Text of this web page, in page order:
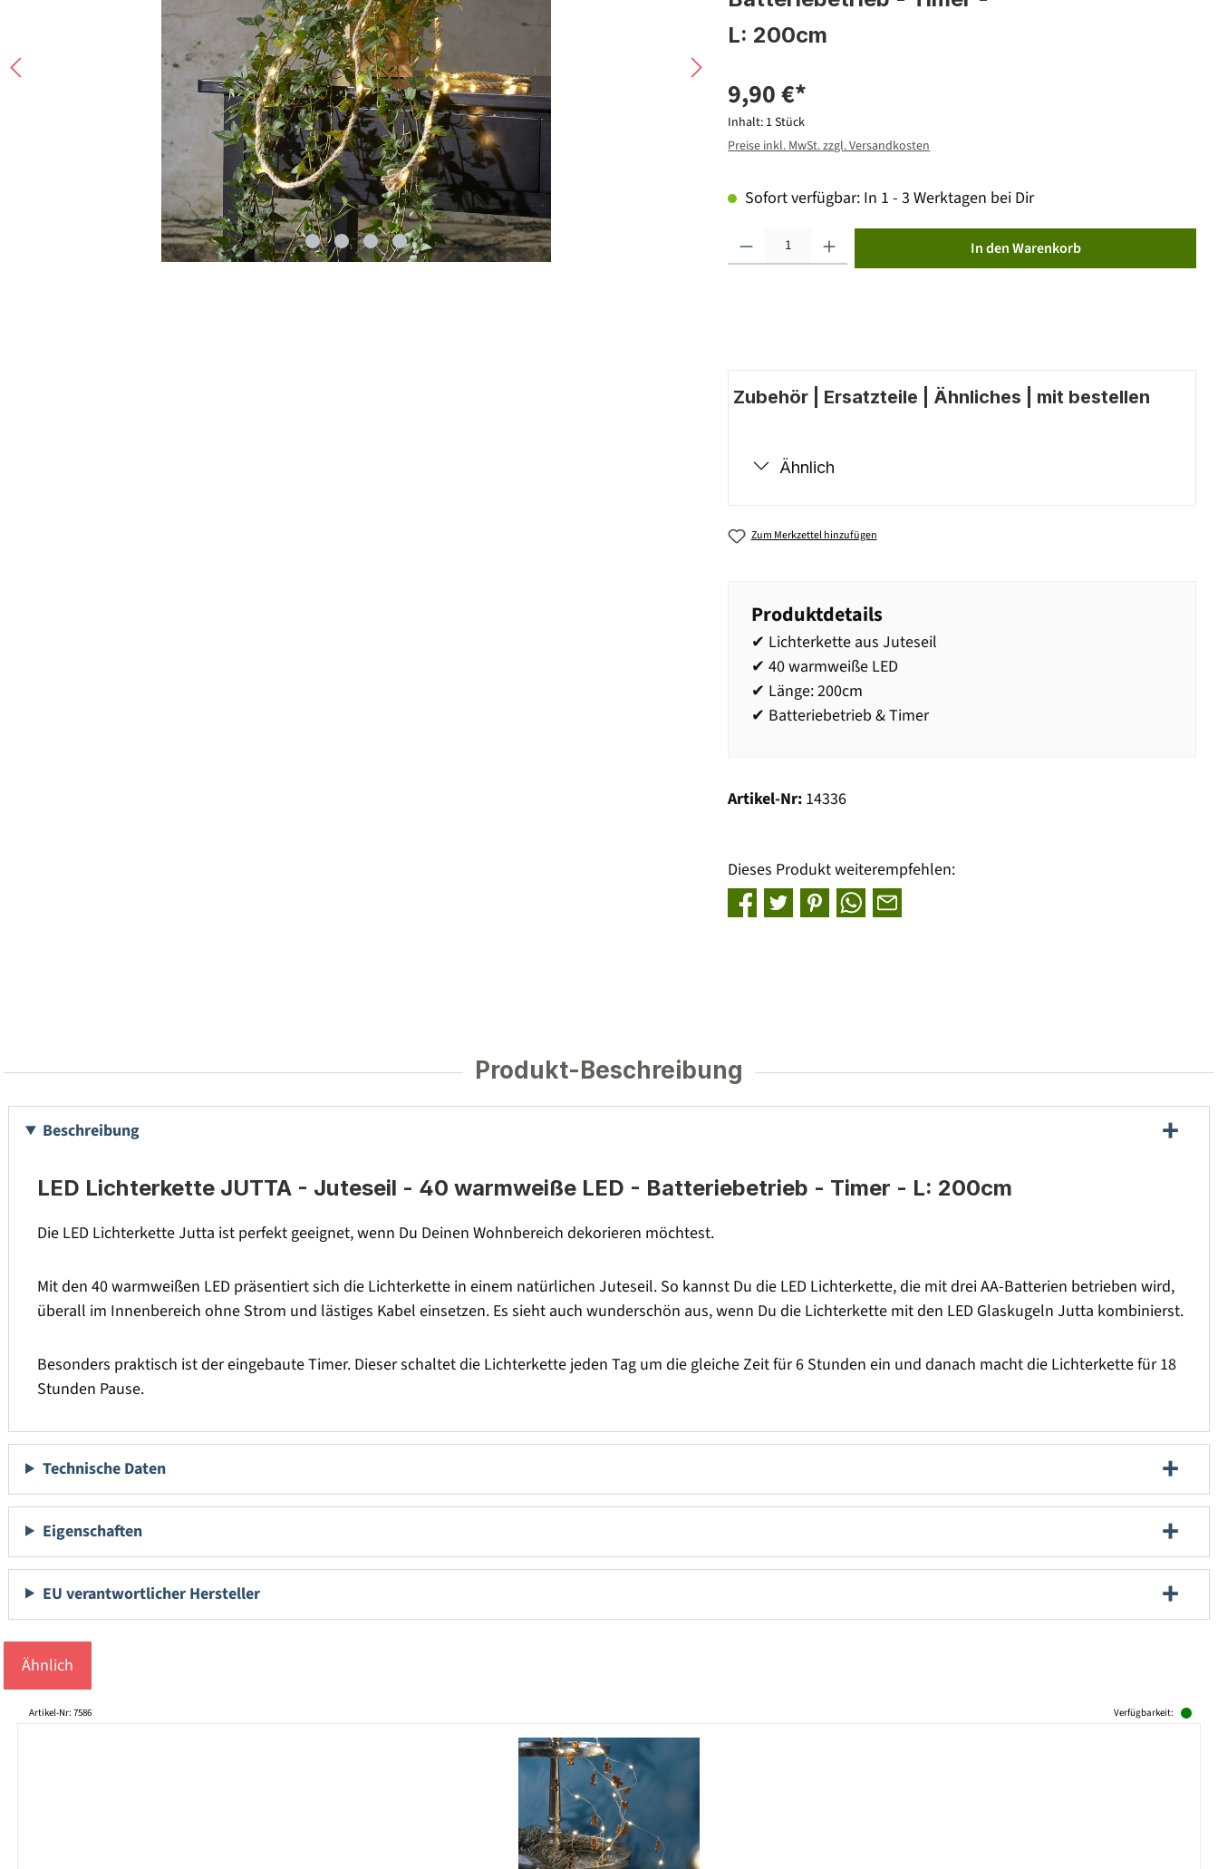
L: 200cm
9,90 €*
Inhalt: 1 Stück
Preise inkl. MwSt. zzgl. Versandkosten
Sofort verfügbar: In 1 - 3 Werktagen bei Dir
In den Warenkorb
Zubehör | Ersatzteile | Ähnliches | mit bestellen
Ähnlich
Zum Merkzettel hinzufügen
Produktdetails
✔ Lichterkette aus Juteseil
✔ 40 warmweiße LED
✔ Länge: 200cm
✔ Batteriebetrieb & Timer
Artikel-Nr: 14336
Dieses Produkt weiterempfehlen:
Produkt-Beschreibung
Beschreibung
LED Lichterkette JUTTA - Juteseil - 40 warmweiße LED - Batteriebetrieb - Timer - L: 200cm
Die LED Lichterkette Jutta ist perfekt geeignet, wenn Du Deinen Wohnbereich dekorieren möchtest.
Mit den 40 warmweißen LED präsentiert sich die Lichterkette in einem natürlichen Juteseil. So kannst Du die LED Lichterkette, die mit drei AA-Batterien betrieben wird,
überall im Innenbereich ohne Strom und lästiges Kabel einsetzen. Es sieht auch wunderschön aus, wenn Du die Lichterkette mit den LED Glaskugeln Jutta kombinierst.
Besonders praktisch ist der eingebaute Timer. Dieser schaltet die Lichterkette jeden Tag um die gleiche Zeit für 6 Stunden ein und danach macht die Lichterkette für 18
Stunden Pause.
Technische Daten
Eigenschaften
EU verantwortlicher Hersteller
Ähnlich
Produktgalerie überspringen
Artikel-Nr: 7586 Verfügbarkeit: